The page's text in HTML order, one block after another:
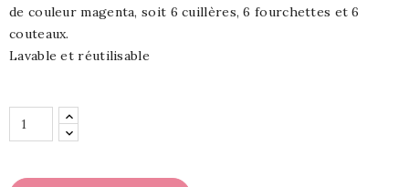
de couleur magenta, soit 6 cuillères, 6 fourchettes et 6
couteaux.
Lavable et réutilisable